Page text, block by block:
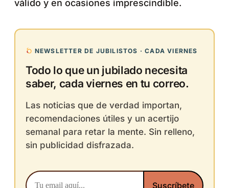
válido y en ocasiones imprescindible.
NEWSLETTER DE JUBILISTOS · CADA VIERNES
Todo lo que un jubilado necesita
saber, cada viernes en tu correo.
Las noticias que de verdad importan,
recomendaciones útiles y un acertijo
semanal para retar la mente. Sin relleno,
sin publicidad disfrazada.